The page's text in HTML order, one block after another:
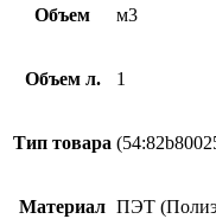
Объем м3
Объем л. 1
Тип товара
Материал ПЭТ